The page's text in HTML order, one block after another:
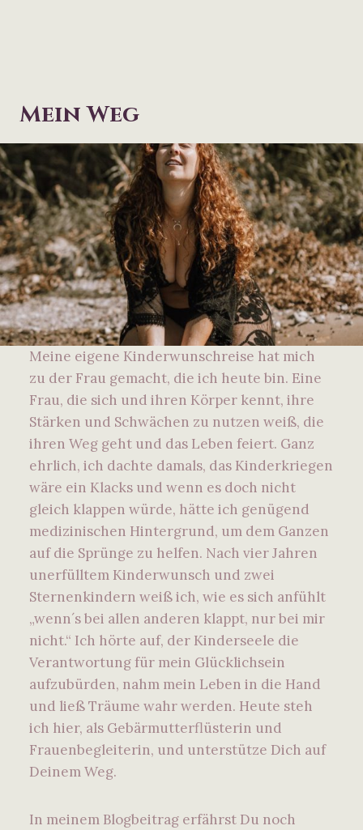
Mein Weg
Meine eigene Kinderwunschreise hat mich
zu der Frau gemacht, die ich heute bin. Eine
Frau, die sich und ihren Körper kennt, ihre
Stärken und Schwächen zu nutzen weiß, die
ihren Weg geht und das Leben feiert. Ganz
ehrlich, ich dachte damals, das Kinderkriegen
wäre ein Klacks und wenn es doch nicht
gleich klappen würde, hätte ich genügend
medizinischen Hintergrund, um dem Ganzen
auf die Sprünge zu helfen. Nach vier Jahren
unerfülltem Kinderwunsch und zwei
Sternenkindern weiß ich, wie es sich anfühlt
„wenn´s bei allen anderen klappt, nur bei mir
nicht.“ Ich hörte auf, der Kinderseele die
Verantwortung für mein Glücklichsein
aufzubürden, nahm mein Leben in die Hand
und ließ Träume wahr werden. Heute steh
ich hier, als Gebärmutterflüsterin und
Frauenbegleiterin, und unterstütze Dich auf
Deinem Weg.
In meinem Blogbeitrag erfährst Du noch